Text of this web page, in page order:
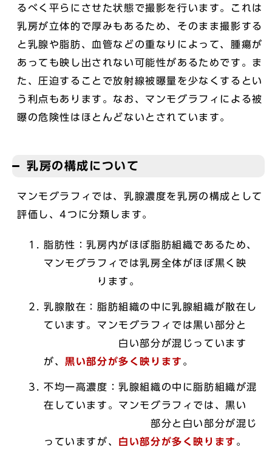
るべく平らにさせた状態で撮影を行います。これは
乳房が立体的で厚みもあるため、そのまま撮影する
と乳腺や脂肪、血管などの重なりによって、腫瘍が
あっても映し出されない可能性があるためです。ま
た、圧迫することで放射線被曝量を少なくするとい
う利点もあります。なお、マンモグラフィによる被
曝の危険性はほとんどないとされています。
乳房の構成について
マンモグラフィでは、乳腺濃度を乳房の構成として
評価し、4つに分類します。
脂肪性：乳房内がほぼ脂肪組織であるため、
マンモグラフィでは乳房全体がほぼ黒く映
ります。
乳腺散在：脂肪組織の中に乳腺組織が散在し
ています。マンモグラフィでは黒い部分と
白い部分が混じっています
が、黒い部分が多く映ります 。
不均一高濃度：乳腺組織の中に脂肪組織が混
在しています。マンモグラフィでは、黒い
部分と白い部分が混じ
っていますが、 白い部分が多く映ります 。